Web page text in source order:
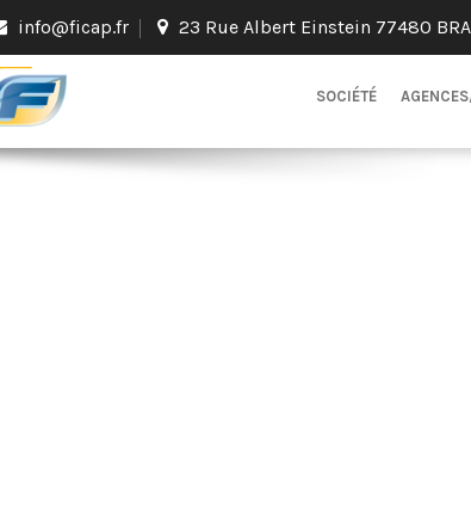
info@ficap.fr 23 Rue Albert Einstein 77480
SOCIÉTÉ